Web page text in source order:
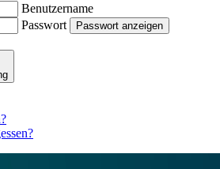
Benutzername
Passwort
Passwort anzeigen